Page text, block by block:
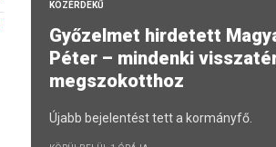
KÖZÉRDEKŰ
Győzelmet hirdetett
Péter – mindenki
megszokotthoz
Újabb bejelentést tett a kormányfő.